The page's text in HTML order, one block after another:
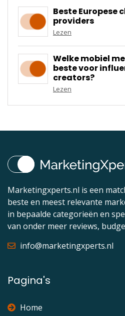
Beste Europese
providers
Lezen
Welke mobiel
beste voor
creators?
Lezen
Marketingxperts.nl is een
beste en meest relevante
in bepaalde categorieën en
van onder meer reviews,
info@marketingxperts.nl
Pagina's
Home